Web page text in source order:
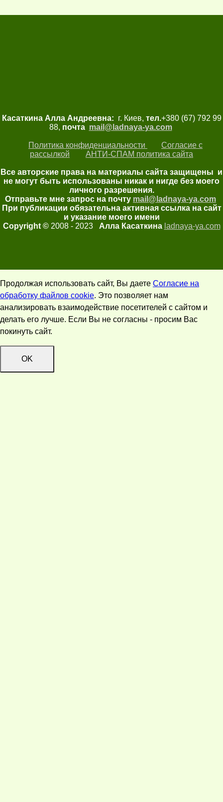
Касаткина Алла Андреевна: г. Киев, тел.+380 (67) 792 99
88, почта mail@ladnaya-ya.com
Политика конфиденциальности
Согласие с
рассылкой
АНТИ-СПАМ политика сайта
Все авторские права на материалы сайта защищены и
не могут быть использованы никак и нигде без моего
личного разрешения.
Отправьте мне запрос на почту mail@ladnaya-ya.com
При публикации обязательна активная ссылка на сайт
и указание моего имени
Copyright ©2008 - 2023 Алла Касаткина ladnaya-ya.com
Продолжая использовать сайт, Вы даете Согласие на
обработку файлов cookie. Это позволяет нам
анализировать взаимодействие посетителей с сайтом и
делать его лучше. Если Вы не согласны - просим Вас
покинуть сайт.
OK